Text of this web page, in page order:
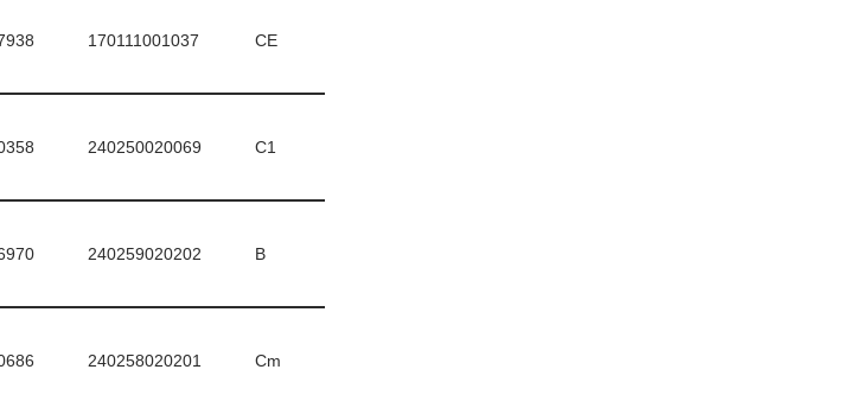
170111001037 CE
240250020069 C1
240259020202 B
240258020201 Cm